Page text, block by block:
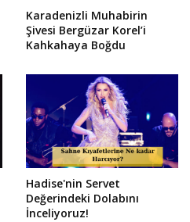
Karadenizli Muhabirin
Şivesi Bergüzar Korel’i
Kahkahaya Boğdu
Hadise'nin Servet
Değerindeki Dolabını
İnceliyoruz!